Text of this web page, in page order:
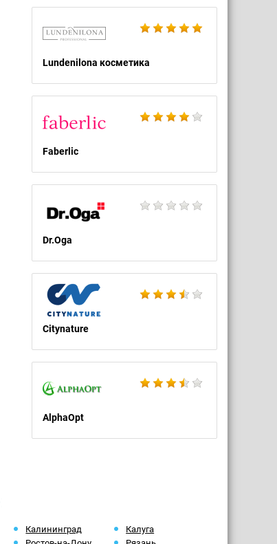
Lundenilona косметика
Faberlic
Dr.Oga
Citynature
AlphaOpt
Калининград
Калуга